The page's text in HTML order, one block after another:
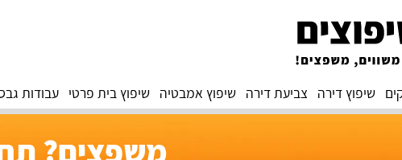
שיפוץ דירה צביעת דירה שיפוץ אמבטיה שיפוץ בית פרטי עבודות
משפצים?